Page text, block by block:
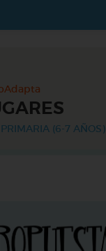
PRIMARIA (6-7 AÑOS)